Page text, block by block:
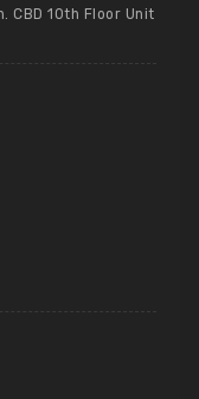
CBD 10th Floor Unit